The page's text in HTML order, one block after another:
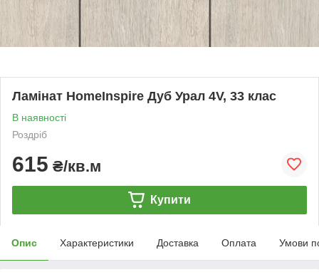
Ламінат HomeInspire Дуб Урал 4V, 33 клас
В наявності
Роздріб
615 ₴/кв.м
Купити
Опис Характеристики Доставка Оплата Умови